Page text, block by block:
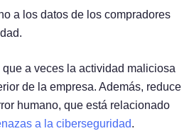
a los datos de los compradores
a veces la actividad maliciosa
de la empresa. Además, reduce
humano, que está relacionado
a la ciberseguridad.